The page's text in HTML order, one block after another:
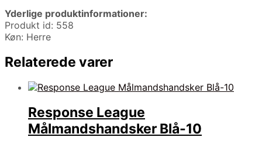
Yderlige produktinformationer:
Produkt id: 558
Køn: Herre
Relaterede varer
Response League
Målmandshandsker Blå-10